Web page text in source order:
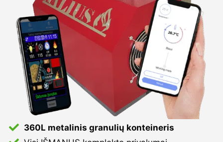
360L metalinis granulių konteineris